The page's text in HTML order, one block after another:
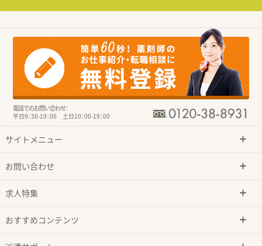
電話でのお問い合わせ：
平日9：30-19：00 土日10：00-19：00
サイトメニュー
お問い合わせ
求人特集
おすすめコンテンツ